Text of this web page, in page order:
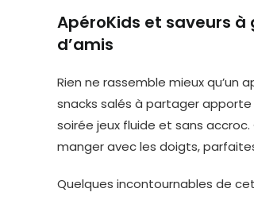
ApéroKids et saveurs
d’amis
Rien ne rassemble mieux
snacks salés à partager
soirée jeux fluide et sans
manger avec les doigts,
Quelques incontournables de